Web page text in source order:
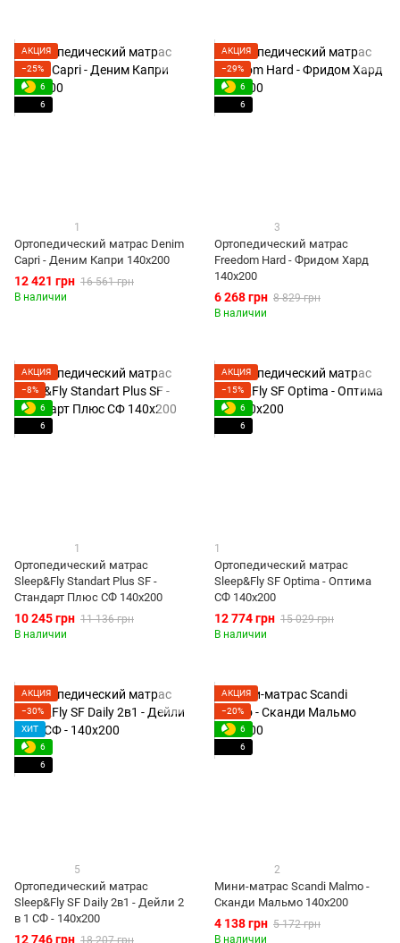
АКЦИЯ
−25%
6
6
1
Ортопедический матрас Denim
Capri - Деним Капри 140x200
12 421 грн 16 561 грн
В наличии
АКЦИЯ
−29%
6
6
3
Ортопедический матрас
Freedom Hard - Фридом Хард
140x200
6 268 грн 8 829 грн
В наличии
АКЦИЯ
−8%
6
6
1
Ортопедический матрас
Sleep&Fly Standart Plus SF -
Стандарт Плюс СФ 140x200
10 245 грн 11 136 грн
В наличии
АКЦИЯ
−15%
6
6
1
Ортопедический матрас
Sleep&Fly SF Optima - Оптима
СФ 140x200
12 774 грн 15 029 грн
В наличии
АКЦИЯ
−30%
ХИТ
6
6
5
Ортопедический матрас
Sleep&Fly SF Daily 2в1 - Дейли 2
в 1 СФ - 140x200
12 746 грн 18 207 грн
АКЦИЯ
−20%
6
6
2
Мини-матрас Scandi Malmo -
Сканди Мальмо 140x200
4 138 грн 5 172 грн
В наличии